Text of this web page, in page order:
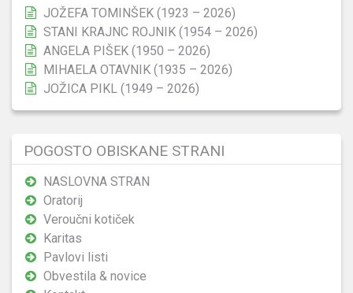
JOŽEFA TOMINŠEK (1923 – 2026)
STANI KRAJNC ROJNIK (1954 – 2026)
ANGELA PIŠEK (1950 – 2026)
MIHAELA OTAVNIK (1935 – 2026)
JOŽICA PIKL (1949 – 2026)
POGOSTO OBISKANE STRANI
NASLOVNA STRAN
Oratorij
Veroučni kotiček
Karitas
Pavlovi listi
Obvestila & novice